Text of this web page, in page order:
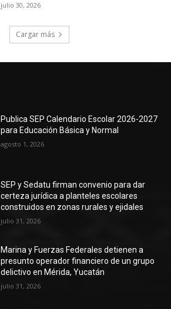
julio 30, 2026
Cargar más
Publica SEP Calendario Escolar 2026-2027
para Educación Básica y Normal
agosto 1, 2026
SEP y Sedatu firman convenio para dar
certeza jurídica a planteles escolares
construidos en zonas rurales y ejidales
julio 31, 2026
Marina y Fuerzas Federales detienen a
presunto operador financiero de un grupo
delictivo en Mérida, Yucatán
julio 31, 2026